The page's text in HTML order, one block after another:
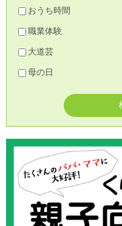
おうち時間
職業体験
大道芸
母の日